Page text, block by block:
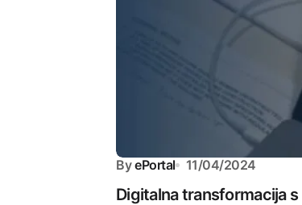
By ePortal 11/04/2024
Digitalna transformacija